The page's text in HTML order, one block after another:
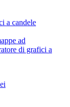
a candele
ad
di grafici a